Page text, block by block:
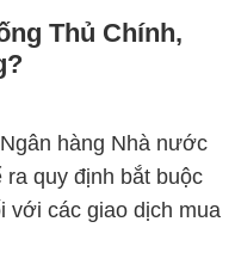
Thủ Chính,
hàng Nhà nước
quy định bắt buộc
với các giao dịch mua